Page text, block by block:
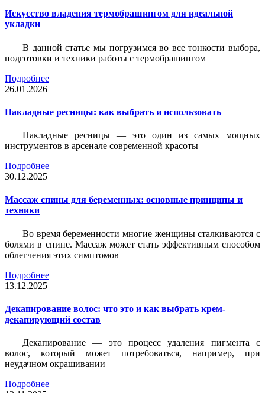
Искусство владения термобрашингом для идеальной
укладки
В данной статье мы погрузимся во все тонкости выбора,
подготовки и техники работы с термобрашингом
Подробнее
26.01.2026
Накладные ресницы: как выбрать и использовать
Накладные ресницы — это один из самых мощных
инструментов в арсенале современной красоты
Подробнее
30.12.2025
Массаж спины для беременных: основные принципы и
техники
Во время беременности многие женщины сталкиваются с
болями в спине. Массаж может стать эффективным способом
облегчения этих симптомов
Подробнее
13.12.2025
Декапирование волос: что это и как выбрать крем-
декапирующий состав
Декапирование — это процесс удаления пигмента с
волос, который может потребоваться, например, при
неудачном окрашивании
Подробнее